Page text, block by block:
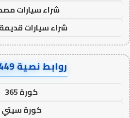
شراء سيارات
شراء سيارات
روابط نصية AA67449
كورة 365
كورة سيتي